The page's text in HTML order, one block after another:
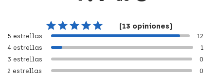
(13 opiniones)
2 estrellas 0
3 estrellas 0
4 estrellas 1
5 estrellas 12